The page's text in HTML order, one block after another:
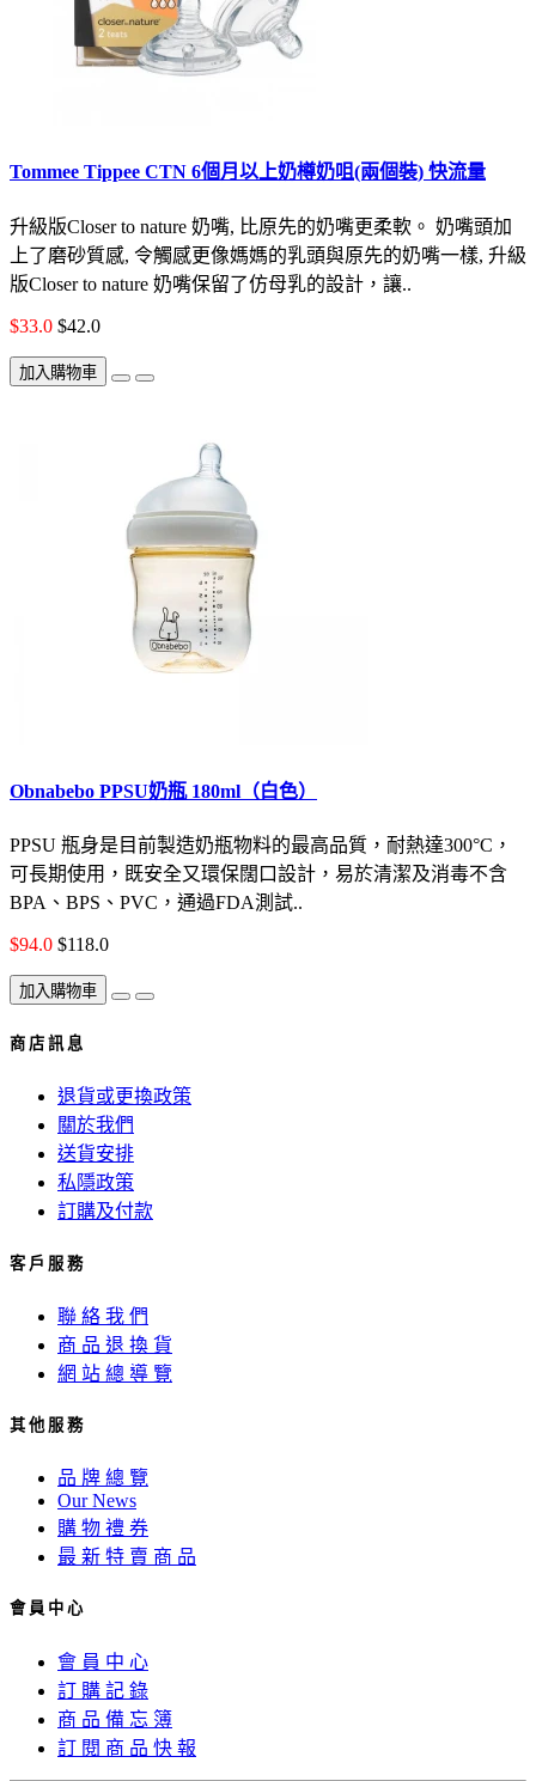
Tommee Tippee CTN 6個月以上奶樽奶咀(兩個裝) 快流量
升級版Closer to nature 奶嘴, 比原先的奶嘴更柔軟。 奶嘴頭加
上了磨砂質感, 令觸感更像媽媽的乳頭與原先的奶嘴一樣, 升級
版Closer to nature 奶嘴保留了仿母乳的設計，讓..
$33.0 $42.0
加入購物車
Obnabebo PPSU奶瓶 180ml（白色）
PPSU 瓶身是目前製造奶瓶物料的最高品質，耐熱達300°C，
可長期使用，既安全又環保闊口設計，易於清潔及消毒不含
BPA、BPS、PVC，通過FDA測試..
$94.0 $118.0
加入購物車
商 店 訊 息
退貨或更換政策
關於我們
送貨安排
私隱政策
訂購及付款
客 戶 服 務
聯 絡 我 們
商 品 退 換 貨
網 站 總 導 覽
其 他 服 務
品 牌 總 覽
Our News
購 物 禮 券
最 新 特 賣 商 品
會 員 中 心
會 員 中 心
訂 購 記 錄
商 品 備 忘 簿
訂 閱 商 品 快 報